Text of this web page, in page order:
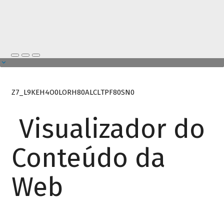
Z7_L9KEH4O0LORH80ALCLTPF80SN0
Visualizador do
Conteúdo da
Web